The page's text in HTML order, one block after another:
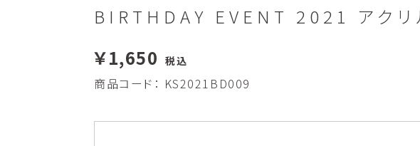
BIRTHDAY EVENT 2021 アクリ
￥1,650
税込
商品コード： KS2021BD009